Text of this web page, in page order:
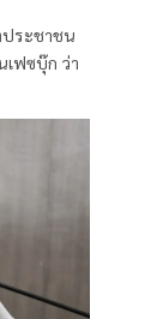
ฟซบุ๊ก ว่า